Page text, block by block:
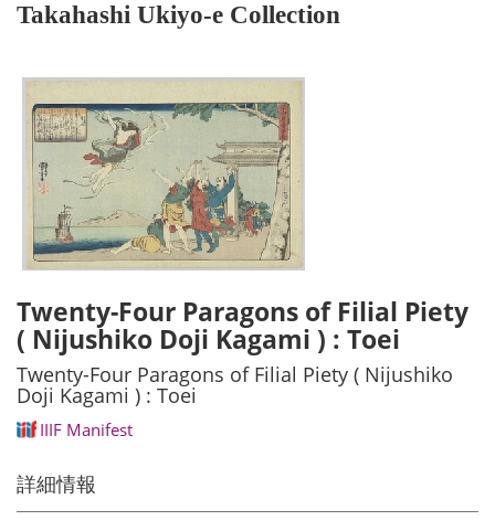
Takahashi Ukiyo-e Collection
Twenty-Four Paragons of Filial Piety
( Nijushiko Doji Kagami ) : Toei
Twenty-Four Paragons of Filial Piety ( Nijushiko
Doji Kagami ) : Toei
IIIF Manifest
詳細情報